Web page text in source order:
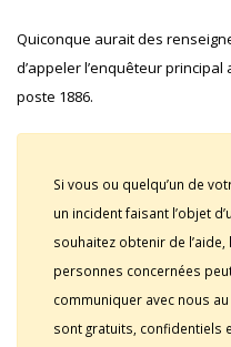
Quiconque aurait des
d’appeler l’enquêteur principal
poste 1886.
Si vous ou quelqu’un de
un incident faisant l’objet
souhaitez obtenir de
personnes concernées
communiquer avec nous
sont gratuits, confidentiels